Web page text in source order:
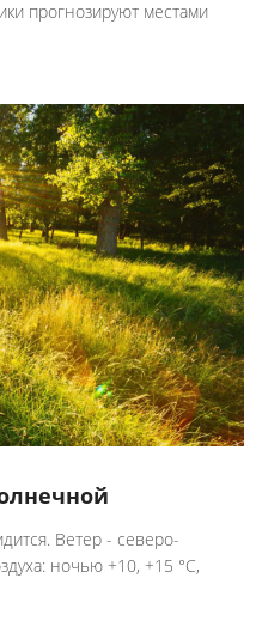
прогнозируют местами
Ветер - северо-
ночью +10, +15 °C,